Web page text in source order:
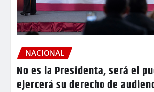
NACIONAL
No es la Presidenta, será el
ejercerá su derecho de